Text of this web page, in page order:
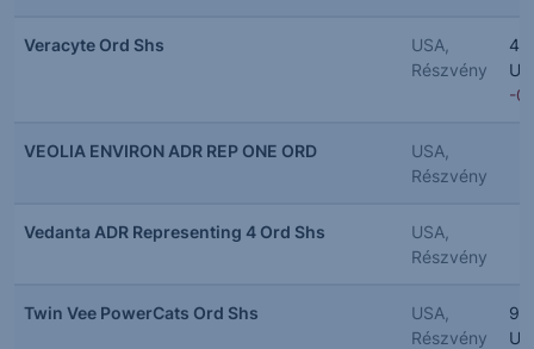
Veracyte Ord Shs
USA,
Részvény
-
VEOLIA ENVIRON ADR REP ONE ORD
USA,
Részvény
Vedanta ADR Representing 4 Ord Shs
USA,
Részvény
Twin Vee PowerCats Ord Shs
USA,
Részvény